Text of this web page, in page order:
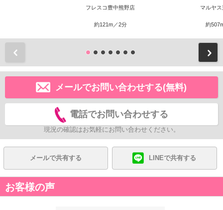
フレスコ豊中熊野店
約121m／2分
マルヤ
約
メールでお問い合わせする(無料)
電話でお問い合わせする
現況の確認はお気軽にお問い合わせください。
メールで共有する LINEで共有する
お客様の声